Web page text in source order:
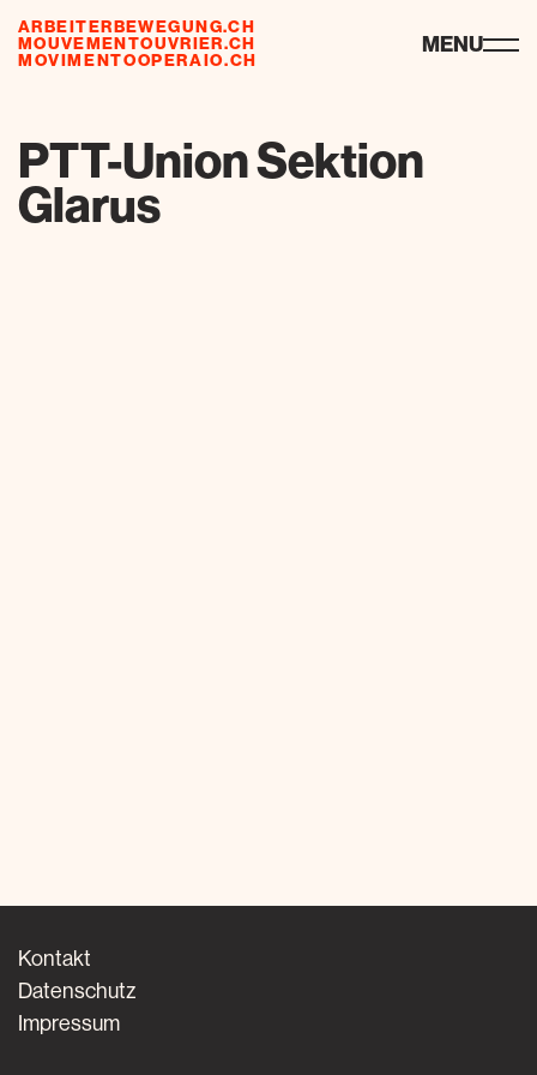
ARBEITERBEWEGUNG.CH
MOUVEMENTOUVRIER.CH
MOVIMENTOOPERAIO.CH
ressourcen MENU
PTT-Union Sektion
Glarus
Kontakt
Datenschutz
Impressum